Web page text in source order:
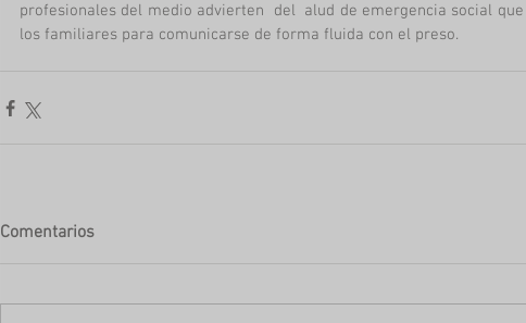
profesionales del medio advierten  del  alud de emergencia social
los familiares para comunicarse de forma fluida con el preso.
Comentarios